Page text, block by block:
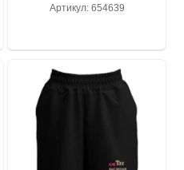
Артикул: 654639